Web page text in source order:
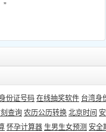
”
份证号码 在线抽奖软件 台湾身
查询 农历公历转换 北京时间
怀孕计算器 生男生女预测 安全